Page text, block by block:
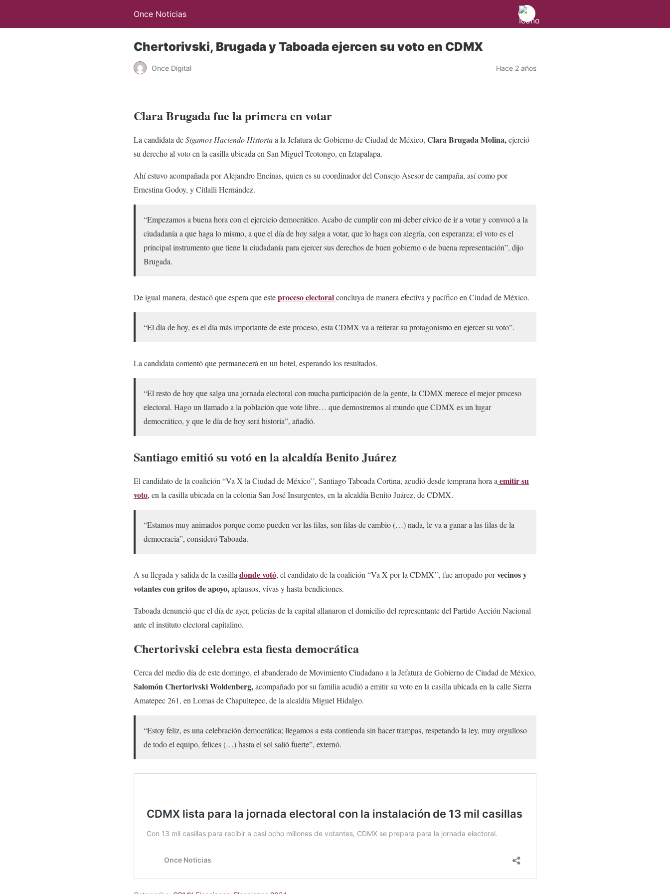
Once Noticias
Chertorivski, Brugada y Taboada ejercen su voto en CDMX
Once Digital Hace 2 años
Clara Brugada fue la primera en votar
La candidata deSigamos Haciendo Historiaa la Jefatura de Gobierno de Ciudad de México, Clara Brugada Molina,ejerció
su derecho al voto en la casilla ubicada en San Miguel Teotongo, en Iztapalapa.
Ahí estuvo acompañada por Alejandro Encinas, quien es su coordinador del Consejo Asesor de campaña, así como por
Ernestina Godoy, y Citlalli Hernández.
“Empezamos a buena hora con el ejercicio democrático. Acabo de cumplir con mi deber cívico de ir a votar y convocó a la
ciudadanía a que haga lo mismo, a que el día de hoy salga a votar, que lo haga con alegría, con esperanza; el voto es el
principal instrumento que tiene la ciudadanía para ejercer sus derechos de buen gobierno o de buena representación”, dijo
Brugada.
De igual manera, destacó que espera que esteproceso electoralconcluya de manera efectiva y pacífico en Ciudad de México.
“El día de hoy, es el día más importante de este proceso, esta CDMX va a reiterar su protagonismo en ejercer su voto”.
La candidata comentó que permanecerá en un hotel, esperando los resultados.
“El resto de hoy que salga una jornada electoral con mucha participación de la gente, la CDMX merece el mejor proceso
electoral. Hago un llamado a la población que vote libre… que demostremos al mundo que CDMX es un lugar
democrático, y que le día de hoy será historia”, añadió.
Santiago emitió su votó en la alcaldía Benito Juárez
El candidato de la coalición “Va X la Ciudad de México’’, Santiago Taboada Cortina, acudió desde temprana hora a emitir su
voto, en la casilla ubicada en la colonia San José Insurgentes, en la alcaldía Benito Juárez, de CDMX.
“Estamos muy animados porque como pueden ver las filas, son filas de cambio (…) nada, le va a ganar a las filas de la
democracia”, consideró Taboada.
A su llegada y salida de la casilla donde votó, el candidato de la coalición “Va X por la CDMX’’, fue arropado porvecinos y
votantes con gritos de apoyo,aplausos, vivas y hasta bendiciones.
Taboada denunció que el día de ayer, policías de la capital allanaron el domicilio del representante del Partido Acción Nacional
ante el instituto electoral capitalino.
Chertorivski celebra esta fiesta democrática
Cerca del medio día de este domingo, el abanderado de Movimiento Ciudadano a la Jefatura de Gobierno de Ciudad de México,
Salomón Chertorivski Woldenberg,acompañado por su familia acudió a emitir su voto en la casilla ubicada en la calle Sierra
Amatepec 261, en Lomas de Chapultepec, de la alcaldía Miguel Hidalgo.
“Estoy feliz, es una celebración democrática; llegamos a esta contienda sin hacer trampas, respetando la ley, muy orgulloso
de todo el equipo, felices (…) hasta el sol salió fuerte”, externó.